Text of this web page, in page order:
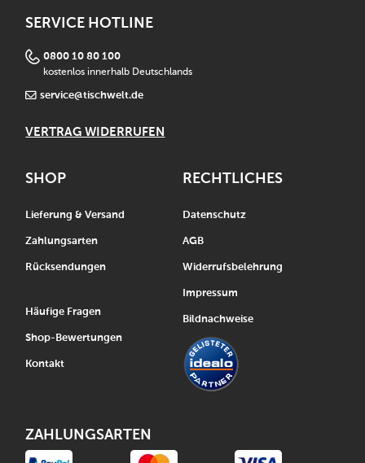
SERVICE HOTLINE
0800 10 80 100
kostenlos innerhalb Deutschlands
service@tischwelt.de
VERTRAG WIDERRUFEN
SHOP
Lieferung & Versand
Zahlungsarten
Rücksendungen
Häufige Fragen
Shop-Bewertungen
Kontakt
RECHTLICHES
Datenschutz
AGB
Widerrufsbelehrung
Impressum
Bildnachweise
ZAHLUNGSARTEN